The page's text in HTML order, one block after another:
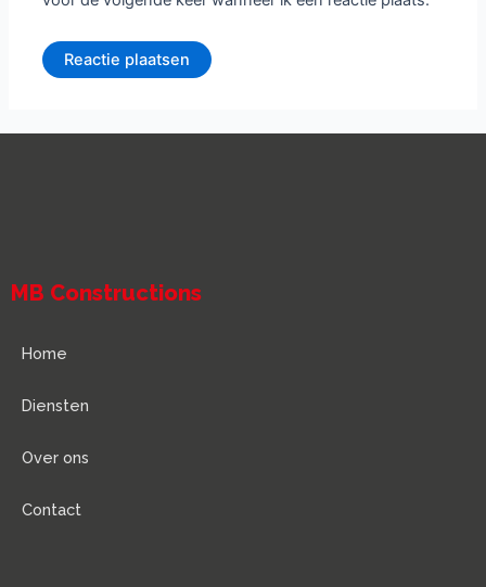
MB Constructions
Home
Diensten
Over ons
Contact